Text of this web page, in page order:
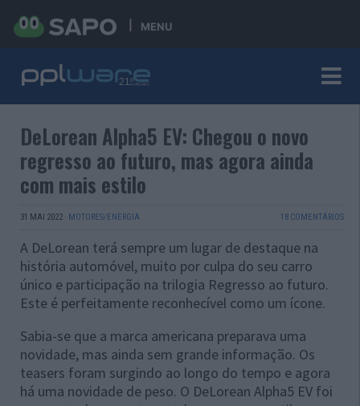
MENU
DeLorean Alpha5 EV: Chegou o novo
regresso ao futuro, mas agora ainda
com mais estilo
31 MAI 2022 · MOTORES/ENERGIA 18 COMENTÁRIOS
A DeLorean terá sempre um lugar de destaque na
história automóvel, muito por culpa do seu carro
único e participação na trilogia Regresso ao futuro.
Este é perfeitamente reconhecível como um ícone.
Sabia-se que a marca americana preparava uma
novidade, mas ainda sem grande informação. Os
teasers foram surgindo ao longo do tempo e agora
há uma novidade de peso. O DeLorean Alpha5 EV foi